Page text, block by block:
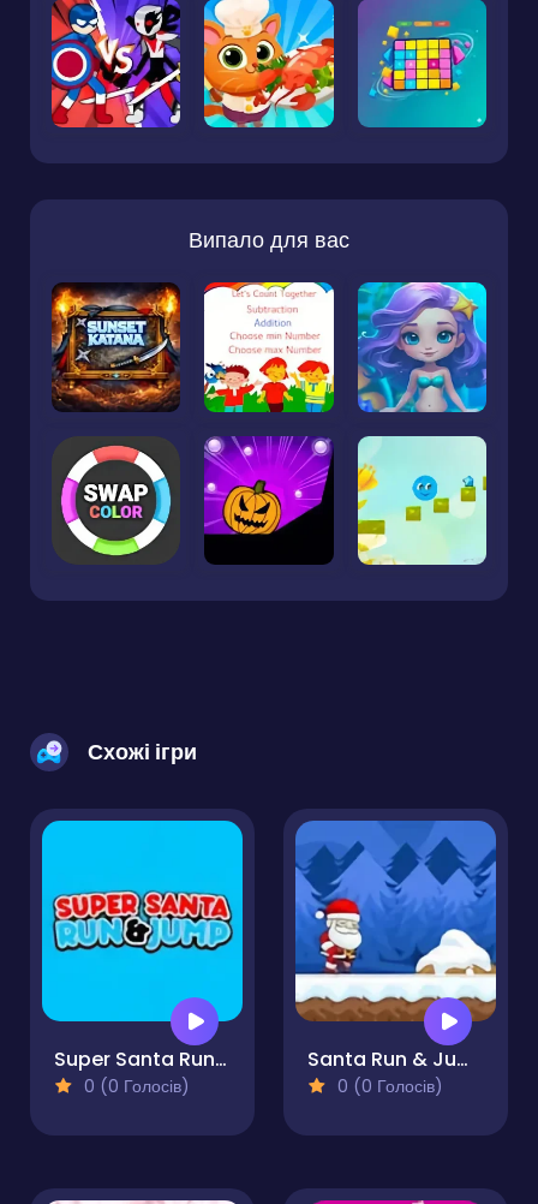
Випало для вас
Схожі ігри
Super Santa Run & Jump
0 (0 Голосів)
Santa Run & Jump
0 (0 Голосів)